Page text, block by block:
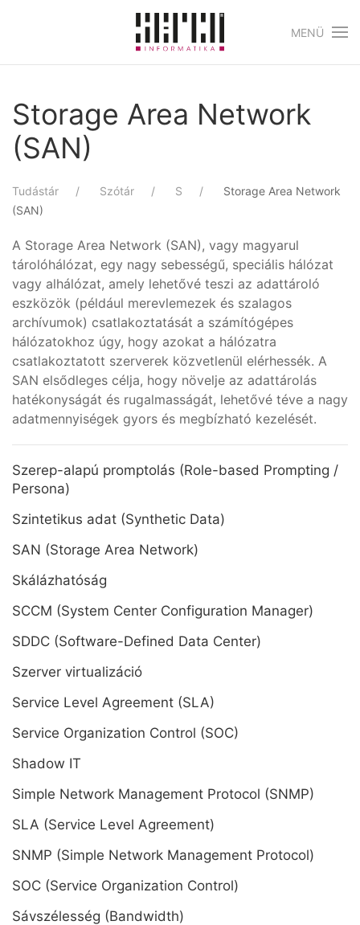
Skip to main content
MENÜ
Storage Area Network
(SAN)
Tudástár Szótár S
Storage Area Network
(SAN)
A Storage Area Network (SAN), vagy magyarul
tárolóhálózat, egy nagy sebességű, speciális hálózat
vagy alhálózat, amely lehetővé teszi az adattároló
eszközök (például merevlemezek és szalagos
archívumok) csatlakoztatását a számítógépes
hálózatokhoz úgy, hogy azokat a hálózatra
csatlakoztatott szerverek közvetlenül elérhessék. A
SAN elsődleges célja, hogy növelje az adattárolás
hatékonyságát és rugalmasságát, lehetővé téve a nagy
adatmennyiségek gyors és megbízható kezelését.
Szerep-alapú promptolás (Role-based Prompting /
Persona)
Szintetikus adat (Synthetic Data)
SAN (Storage Area Network)
Skálázhatóság
SCCM (System Center Configuration Manager)
SDDC (Software-Defined Data Center)
Szerver virtualizáció
Service Level Agreement (SLA)
Service Organization Control (SOC)
Shadow IT
Simple Network Management Protocol (SNMP)
SLA (Service Level Agreement)
SNMP (Simple Network Management Protocol)
SOC (Service Organization Control)
Sávszélesség (Bandwidth)